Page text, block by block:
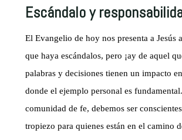
Escándalo y
El Evangelio de hoy nos presenta a
que haya escándalos, pero ¡ay de aquel
palabras y decisiones tienen un impacto
donde el ejemplo personal es
comunidad de fe, debemos ser
tropiezo para quienes están en el camino